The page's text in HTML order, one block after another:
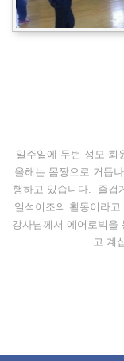
일주일에 두번 성모 회
올해는 몸짱으로 거듭
행하고 있습니다. 즐겁
일석이조의 활동이라
강사님께서 에어로빅을
고 계